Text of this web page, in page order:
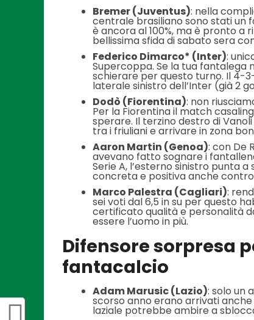
Bremer (Juventus): nella
centrale brasiliano sono stati un
è ancora al 100%, ma è pronto
bellissima sfida di sabato sera
Federico Dimarco* (Inter):
Supercoppa. Se la tua fantalega
schierare per questo turno. Il 4-
laterale sinistro dell’Inter (già 2
Dodò (Fiorentina): non
Per la Fiorentina il match
sperare. Il terzino destro di
tra i friuliani e arrivare in zona
Aaron Martin (Genoa): con De
avevano fatto sognare i
Serie A, l’esterno sinistro punta
concreta e positiva anche contro
Marco Palestra (Cagliari):
sei voti dal 6,5 in su per questo
certificato qualità e personalità
essere l’uomo in più.
Difensore sorpresa
fantacalcio
Adam Marusic (Lazio): solo un
scorso anno erano arrivati
laziale potrebbe ambire a